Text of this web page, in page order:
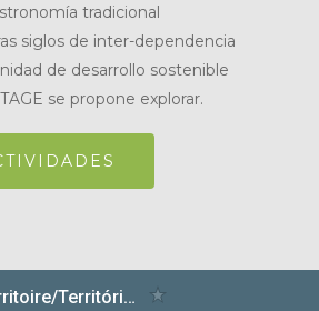
tradicional
siglos de inter-dependencia
de desarrollo sostenible
se propone explorar.